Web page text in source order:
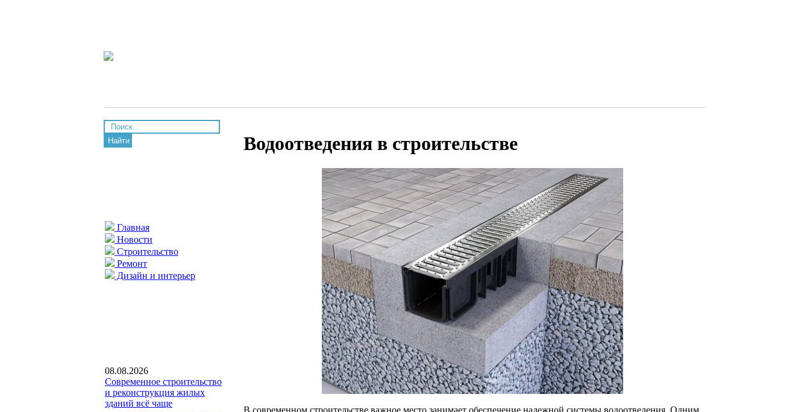
Найти
Главная
Новости
Строительство
Ремонт
Дизайн и интерьер
08.08.2026
Современное строительство
и реконструкция жилых
зданий всё чаще
Водоотведения в строительстве
В современном строительстве важное место занимает обеспечение надежной системы водоотведения. Одним